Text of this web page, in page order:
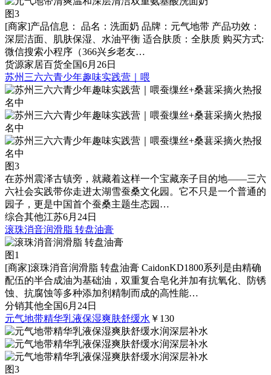
图3
[商家]产品信息： 品名：洗面奶 品牌：元气地带 产品功效：
深层洁面、肌肤保湿、水油平衡 适合肤质：全肤质 购买方式:
微信搜索小程序（366兴乡老友…
货源家居百货全国6月26日
苏州三六六青少年趣味实践营｜喂
图3
在苏州震泽古镇旁，就藏着这样一个宝藏亲子目的地——三六
六社会实践带你走进太湖雪蚕桑文化园。它不只是一个普通的
园子，更是中国首个蚕桑主题生态园…
综合其他江苏6月24日
滚珠消音润滑脂 转盘油膏
图1
[商家]滚珠消音润滑脂 转盘油膏 CaidonKD1800系列是由精确
配伍的半合成油为基础油，双重复合皂化并加有抗氧化、防锈
蚀、抗腐蚀等多种添加剂精制而成的高性能…
分销其他全国6月24日
元气地带精华乳液保湿爽肤舒缓水 ￥130
图3